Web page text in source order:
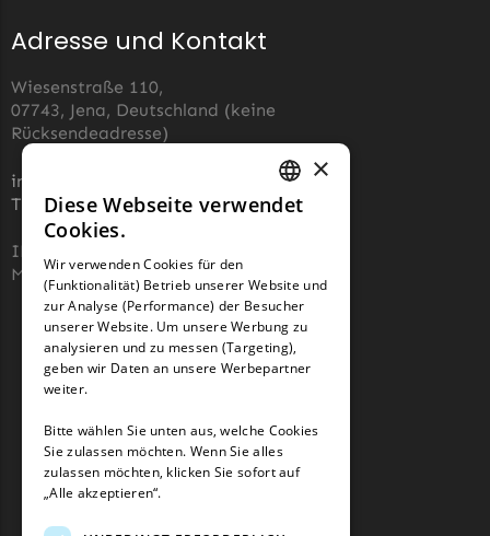
Begrenzungsdraht
Zoef Robot
Zoef Robot Messer
Adresse und Kontakt
Wiesenstraße 110,
07743, Jena, Deutschland (keine
Rücksendeadresse)
info@robotermaher-messer.de
Tel. +49 3641 8090878
IHK 67529623
MWST: NL857053759B01
GERMAN
GERMAN
×
Diese Webseite verwendet
Cookies.
Wir verwenden Cookies für den
(Funktionalität) Betrieb unserer Website und
zur Analyse (Performance) der Besucher
unserer Website. Um unsere Werbung zu
analysieren und zu messen (Targeting),
geben wir Daten an unsere Werbepartner
weiter.
Bitte wählen Sie unten aus, welche Cookies
Sie zulassen möchten. Wenn Sie alles
zulassen möchten, klicken Sie sofort auf
„Alle akzeptieren“.